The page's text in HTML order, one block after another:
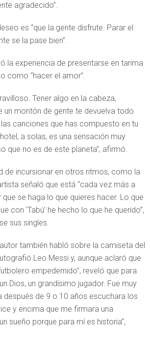
agradecido”.
es “que la gente disfrute. Parar el
se la pase bien”.
la experiencia de presentarse en tarima
como “hacer el amor”.
Tener algo en la cabeza,
un montón de gente te devuelva todo
canciones que has compuesto en tu
a solas, es una sensación muy
que no es de este planeta”, afirmó.
de incursionar en otros ritmos, como la
señaló que está “cada vez más a
se haga lo que quieres hacer. Lo que
con ‘Tabú’ he hecho lo que he querido”,
sus singles.
también habló sobre la camiseta del
Leo Messi y, aunque aclaró que
empedernido”, reveló que para
Dios, un grandísimo jugador. Fue muy
después de 9 o 10 años escuchara los
y encima que me firmara una
sueño porque para mí es historia”,